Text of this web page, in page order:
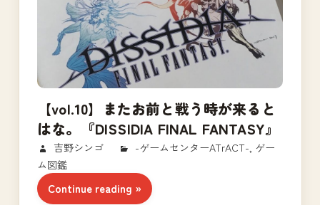
【vol.10】またお前と戦う時が来ると
はな。『DISSIDIA FINAL FANTASY』
2018/02/24
吉野シンゴ -ゲームセンターATrACT-, ゲー
ム図鑑
Continue reading